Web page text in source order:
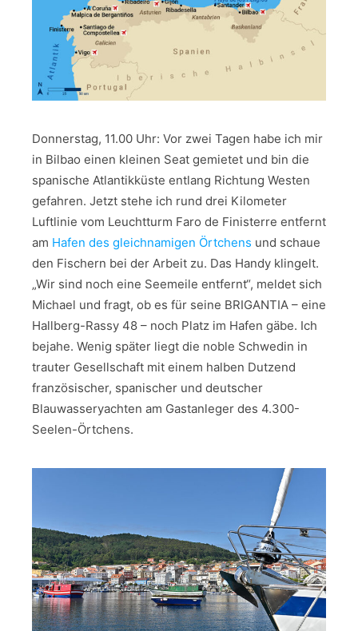
Donnerstag, 11.00 Uhr: Vor zwei Tagen habe ich mir
in Bilbao einen kleinen Seat gemietet und bin die
spanische Atlantikküste entlang Richtung Westen
gefahren. Jetzt stehe ich rund drei Kilometer
Luftlinie vom Leuchtturm Faro de Finisterre entfernt
am Hafen des gleichnamigen Örtchens und schaue
den Fischern bei der Arbeit zu. Das Handy klingelt.
„Wir sind noch eine Seemeile entfernt“, meldet sich
Michael und fragt, ob es für seine BRIGANTIA – eine
Hallberg-Rassy 48 – noch Platz im Hafen gäbe. Ich
bejahe. Wenig später liegt die noble Schwedin in
trauter Gesellschaft mit einem halben Dutzend
französischer, spanischer und deutscher
Blauwasseryachten am Gastanleger des 4.300-
Seelen-Örtchens.